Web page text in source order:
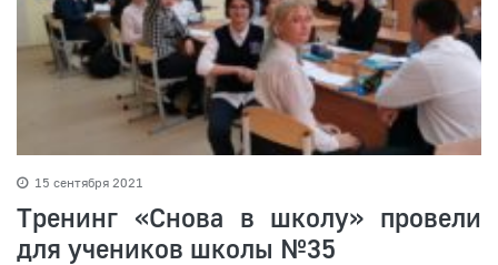
15 сентября 2021
Тренинг «Снова в школу» провели
для учеников школы №35